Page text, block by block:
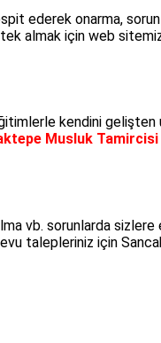
ederek onarma,
almak için web
kendini
Musluk Tamircisi
vb. sorunlarda
talepleriniz için